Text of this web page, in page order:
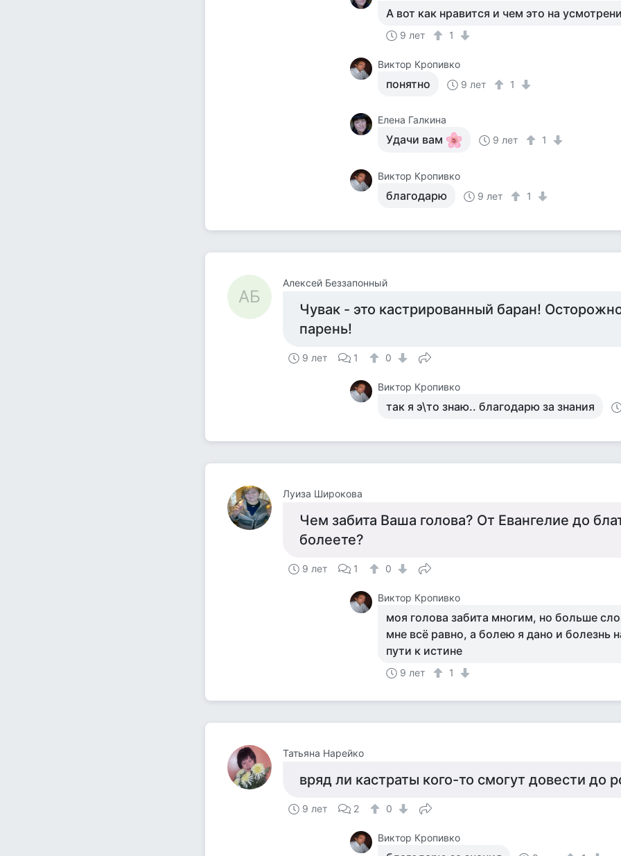
А вот как нравится и чем это на
9 лет 1
Виктор Кропивко
понятно 9 лет 1
Елена Галкина
Удачи вам 9 лет 1
Виктор Кропивко
благодарю 9 лет 1
АБ
Алексей Беззапонный
Чувак - это кастрированный баран!
парень!
9 лет 1 0
Виктор Кропивко
так я э\то знаю.. благодарю за знания
Луиза Широкова
Чем забита Ваша голова? От Евангелие до
болеете?
9 лет 1 0
Виктор Кропивко
моя голова забита многим, но больше
мне всё равно, а болею я дано и болезнь
пути к истине
9 лет 1
Татьяна Нарейко
вряд ли кастраты кого-то смогут довести до
9 лет 2 0
Виктор Кропивко